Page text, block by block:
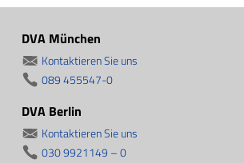
DVA München
Kontaktieren Sie uns
089 455547-0
DVA Berlin
Kontaktieren Sie uns
030 9921149 – 0